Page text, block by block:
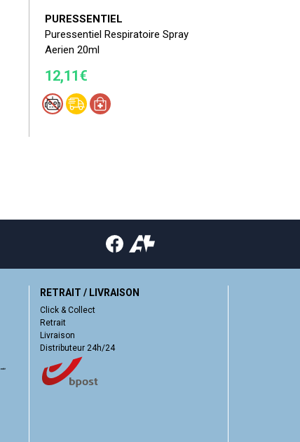
PURESSENTIEL
Puressentiel Respiratoire Spray
Aerien 20ml
12,11€
RETRAIT / LIVRAISON
Click & Collect
Retrait
Livraison
Distributeur 24h/24